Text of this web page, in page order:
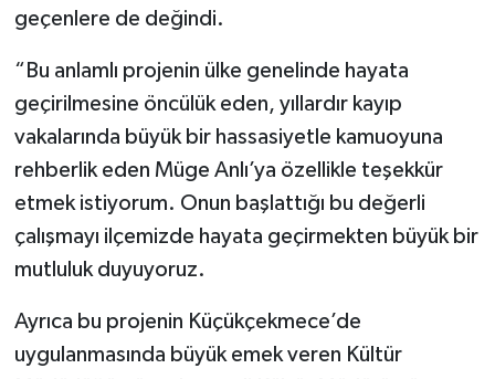
geçenlere de değindi.
“Bu anlamlı projenin ülke genelinde hayata
geçirilmesine öncülük eden, yıllardır kayıp
vakalarında büyük bir hassasiyetle kamuoyuna
rehberlik eden Müge Anlı’ya özellikle teşekkür
etmek istiyorum. Onun başlattığı bu değerli
çalışmayı ilçemizde hayata geçirmekten büyük bir
mutluluk duyuyoruz.
Ayrıca bu projenin Küçükçekmece’de
uygulanmasında büyük emek veren Kültür